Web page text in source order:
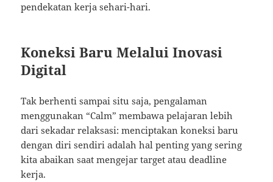
pendekatan kerja sehari-hari.
Koneksi Baru Melalui Inovasi
Digital
Tak berhenti sampai situ saja, pengalaman
menggunakan “Calm” membawa pelajaran lebih
dari sekadar relaksasi: menciptakan koneksi baru
dengan diri sendiri adalah hal penting yang sering
kita abaikan saat mengejar target atau deadline
kerja.